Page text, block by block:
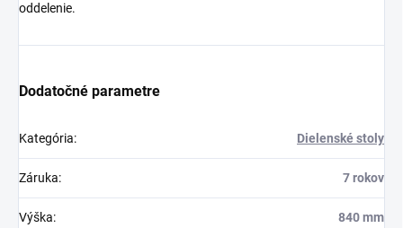
oddelenie.
Dodatočné parametre
Kategória: Dielenské stoly
Záruka: 7 rokov
Výška: 840 mm